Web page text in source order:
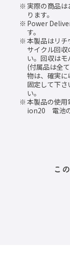
実際の商品
ります。
Power
す。
本製品はリチ
サイクル回
い。回収はモ
(付属品は全
物は、確実に
固定して下
い。
本製品の使
ion20 電池の
こ